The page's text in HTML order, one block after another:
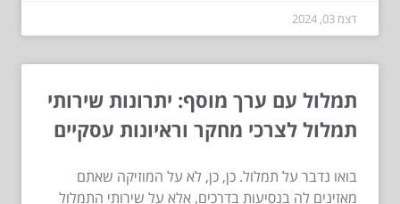
דצמ 03, 2024
תמלול עם ערך מוסף: יתרונות שירותי
תמלול לצרכי מחקר וראיונות עסקיים
בואו נדבר על תמלול. כן, כן, לא על המוזיקה שאתם
מאזינים לה בנסיעות בדרכים, אלא על שירותי התמלול